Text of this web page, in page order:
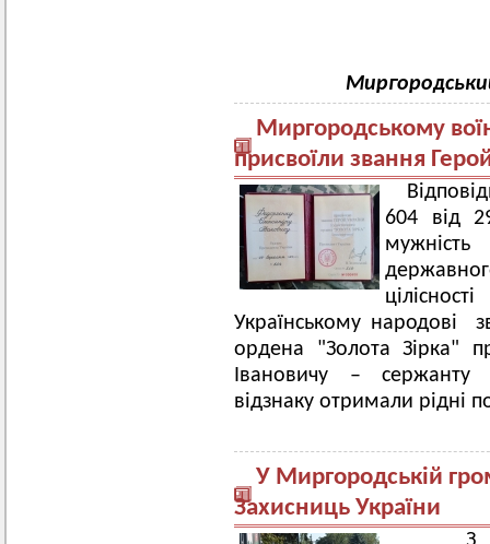
Миргородському
присвоїли звання
604 від
Українському народові
ордена "Золота Зірка"
Івановичу –
відзнаку отримали рідні
У Миргородській
Захисниць України